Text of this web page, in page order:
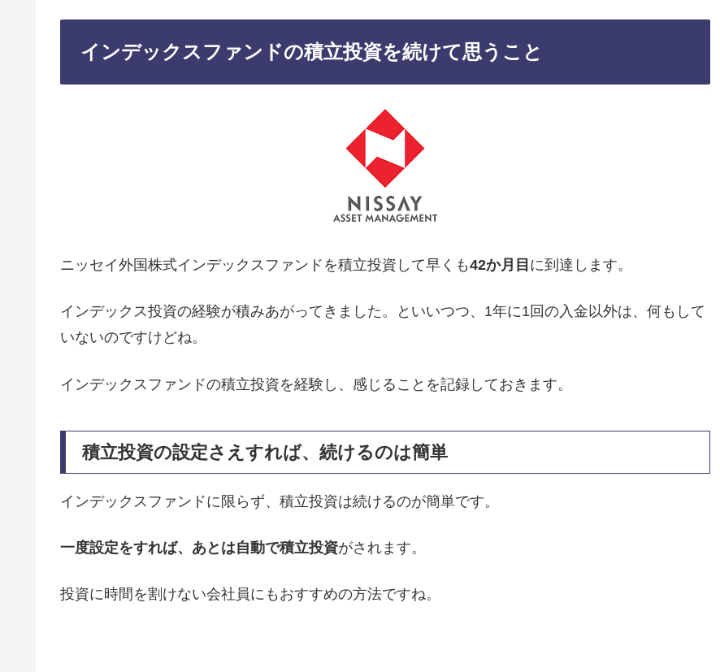
インデックスファンドの積立投資を続けて思うこと
ニッセイ外国株式インデックスファンドを積立投資して早くも42か月目 に到達します。
インデックス投資の経験が積みあがってきました。といいつつ、1年に1回の入金以外は、何もして
いないのですけどね。
インデックスファンドの積立投資を経験し、感じることを記録しておきます。
積立投資の設定さえすれば、続けるのは簡単
インデックスファンドに限らず、積立投資は続けるのが簡単です。
一度設定をすれば、あとは自動で積立投資がされます。
投資に時間を割けない会社員にもおすすめの方法ですね。